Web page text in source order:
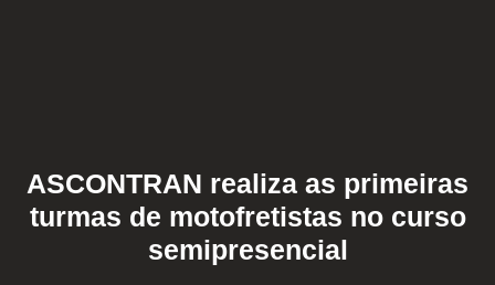
ASCONTRAN realiza as primeiras
turmas de motofretistas no curso
semipresencial